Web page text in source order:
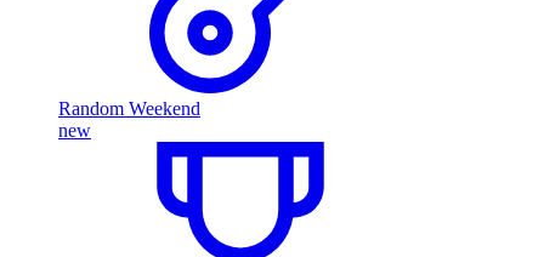
Random Weekend
new